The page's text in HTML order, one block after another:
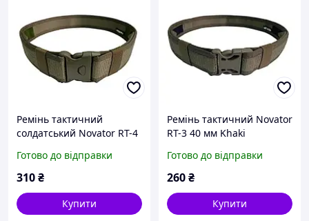
Ремінь тактичний
солдатський Novator RT-4
пояс для військових
охоронців поліцейських
Готово до відправки
310₴
Купити
Ремінь тактичний Novator
RT-3 40 мм Khaki
військових охоронців
поліцейських V_1405
Готово до відправки
260₴
Купити